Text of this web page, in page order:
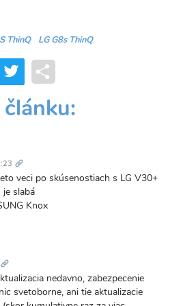
ThinQ LG G8s ThinQ
Twitter
odkaz
veci po skúsenostiach s LG V30+
slabá
Knox
odkaz
nedavno, zabezpecenie
svetoborne, ani tie aktualizacie